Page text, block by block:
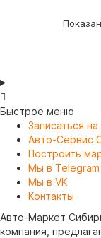
Быстрое меню
Записаться
Авто-Сервис
Построить
Мы в Telegram
Мы в VK
Контакты
Авто-Маркет
компания,